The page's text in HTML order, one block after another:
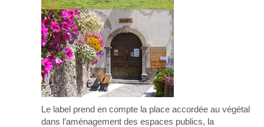
Le label prend en compte la place accordée au végétal
dans l’aménagement des espaces publics, la